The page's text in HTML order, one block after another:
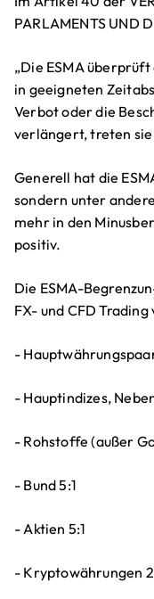
PARLAMENTS UND
„Die ESMA
in geeigneten
Verbot oder die
verlängert, treten
Generell hat die
sondern unter
mehr in den
positiv.
Die ESMA-
FX- und CFD Trading
-
- Hauptindizes,
- Rohstoffe (außer
- Bund 5:1
- Aktien 5:1
- Kryptowährungen